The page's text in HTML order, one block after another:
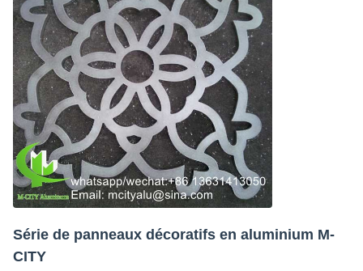
Série de panneaux décoratifs en aluminium M-
CITY